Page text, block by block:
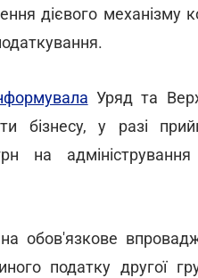
дієвого механізму
Уряд та
бізнесу, у разі
на адміністрування
обов'язкове
податку другої